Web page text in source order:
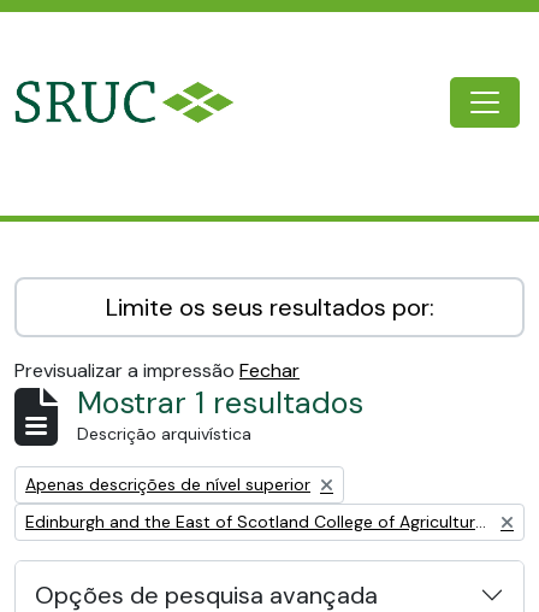
Limite os seus resultados por:
Previsualizar a impressão Fechar
Mostrar 1 resultados
Descrição arquivística
Remove filter:
Apenas descrições de nível superior
Remove filter:
Edinburgh and the East of Scotland College of Agriculture (EESCA)
Opções de pesquisa avançada